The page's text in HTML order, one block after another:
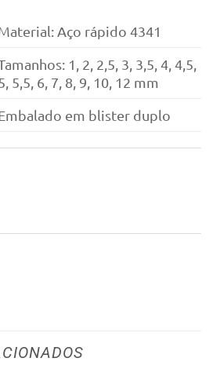
Aço rápido 4341
1, 2, 2,5, 3, 3,5, 4, 4,5,
5, 5,5, 6, 7, 8, 9, 10, 12 mm
em blister duplo